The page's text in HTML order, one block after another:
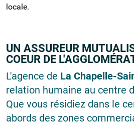
locale.
UN ASSUREUR
COEUR DE
L'agence de La Chapelle-
relation humaine au centre
Que vous résidiez dans le
abords des zones